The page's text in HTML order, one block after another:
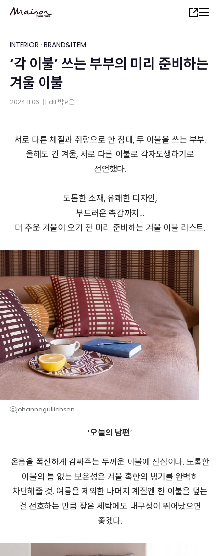
content
Share
INTERIOR · BRAND&ITEM
‘각 이불’ 쓰는 부부의 미리 준비하는
겨울 이불
2024.11.06 Edit박효은
서로 다른 체질과 취향으로 한 침대, 두 이불을 쓰는 부부.
올해도 긴 겨울, 서로 다른 이불로 각자도생하기로
선언했다.
도톰한 소재, 유쾌한 디자인,
부드러운 촉감까지…
더 추운 겨울이 오기 전 미리 준비하는 겨울 이불 리스트.
ⓒjohannagullichsen
‘오늘의 남편’
온몸을 폭신하게 감싸주는 두꺼운 이불에 진심이다. 도톰한
이불의 틈 없는 보온성은 겨울 혹한의 냉기를 완벽히
차단해줄 것. 여름을 제외한 나머지 계절엔 한 이불을 덮는
걸 선호하는 만큼 잦은 세탁에도 내구성이 뛰어났으면
좋겠다.